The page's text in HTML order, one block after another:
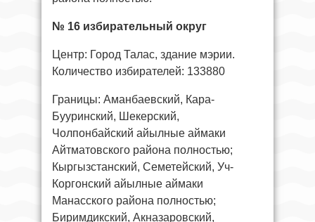
№ 16 избирательный округ
Центр: Город Талас, здание мэрии.
Количество избирателей: 133880
Границы: Аманбаевский, Кара-
Бууринский, Шекерский,
Чолпонбайский айылные аймаки
Айтматовского района полностью;
Кыргызстанский, Семетейский, Уч-
Коргонский айылные аймаки
Манасского района полностью;
Биримдикский, Акназаровский,